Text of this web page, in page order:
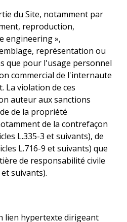
du Site, notamment par
reproduction,
engineering »,
représentation ou
que pour l'usage personnel
commercial de l'internaute
La violation de ces
auteur aux sanctions
de la propriété
de la contrefaçon
L.335-3 et suivants), de
L.716-9 et suivants) que
de responsabilité civile
suivants).
lien hypertexte dirigeant